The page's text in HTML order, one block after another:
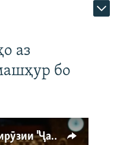
аз
бо
Ҳаводории арманиҳо аз пирӯзии "Ҷаллод"-и тоҷик